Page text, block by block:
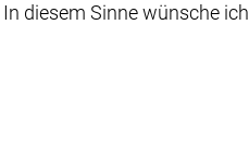
diesem Sinne wünsche ich